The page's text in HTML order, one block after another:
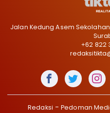
Jalan Kedung Asem
+62 822
Redaksi Pedoman